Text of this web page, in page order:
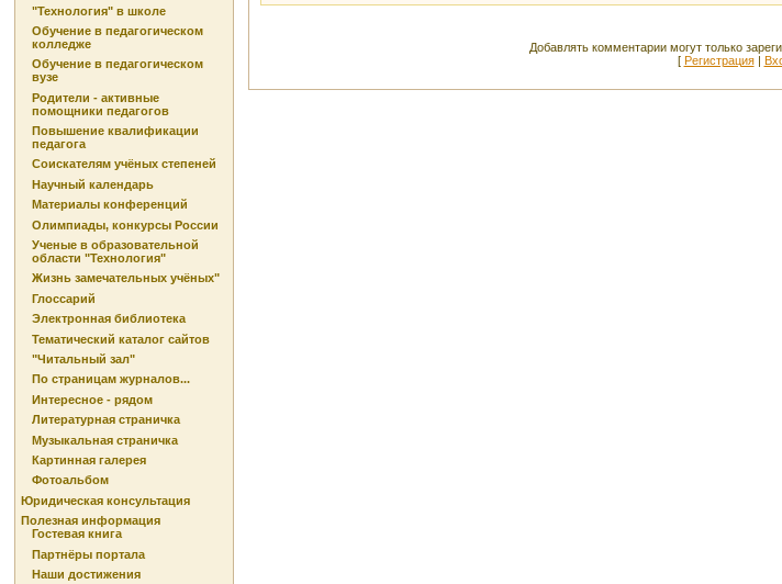
"Технология" в школе
Обучение в педагогическом
колледже
Обучение в педагогическом
вузе
Родители - активные
помощники педагогов
Повышение квалификации
педагога
Соискателям учёных степеней
Научный календарь
Материалы конференций
Олимпиады, конкурсы России
Ученые в образовательной
области "Технология"
Жизнь замечательных учёных"
Глоссарий
Электронная библиотека
Тематический каталог сайтов
"Читальный зал"
По страницам журналов...
Интересное - рядом
Литературная страничка
Музыкальная страничка
Картинная галерея
Фотоальбом
Юридическая консультация
Полезная информация
Гостевая книга
Партнёры портала
Наши достижения
Добавлять комментарии могут только
[ Регистрация|